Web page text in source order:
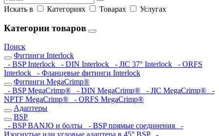
Искать в Категориях Товарах Услугах
Категории товаров
Поиск
Фитинги Interlock
- BSP Interlock
- DIN Interlock - JIC 37° Interlock
- ORFS
Interlock
- Фланцевые фитинги Interlock
Фитинги MegaCrimp®
- BSP MegaCrimp®
- DIN MegaCrimp® - JIC MegaCrimp®
-
NPTF MegaCrimp®
- ORFS MegaCrimp®
Адаптеры
BSP
- BSP BANJO и болты
- BSP прямые соединения
-